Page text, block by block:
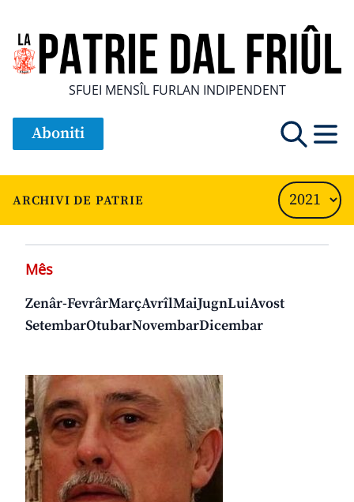
SFUEI MENSÎL FURLAN INDIPENDENT
Aboniti
ARCHIVI DE PATRIE
Mês
Zenâr-FevrârMarçAvrîlMaiJugnLuiAvost
SetembarOtubarNovembarDicembar